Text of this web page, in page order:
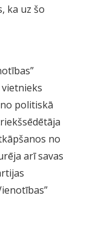
ka uz šo
politiskā
no
arī savas